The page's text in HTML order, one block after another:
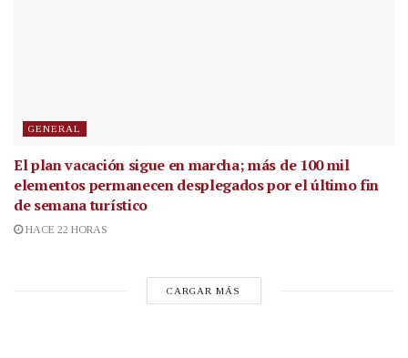
GENERAL
El plan vacación sigue en marcha; más de 100 mil
elementos permanecen desplegados por el último fin
de semana turístico
HACE 22 HORAS
CARGAR MÁS